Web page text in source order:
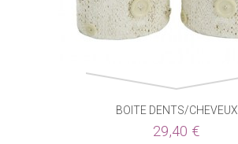
BOITE DENTS/CHEVEUX
29,40 €